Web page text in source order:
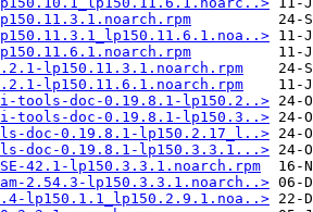
lp150.11.3.1.noarch.rpm
lp150.11.6.1.noarch.rpm
tools-doc-0.19.8.1-lp150.2..>
tools-doc-0.19.8.1-lp150.3..>
doc-0.19.8.1-lp150.2.17_l..>
doc-0.19.8.1-lp150.3.3.1...>
42.1-lp150.3.3.1.noarch.rpm
2.54.3-lp150.3.3.1.noarch..>
lp150.1.1_lp150.2.9.1.noa..>